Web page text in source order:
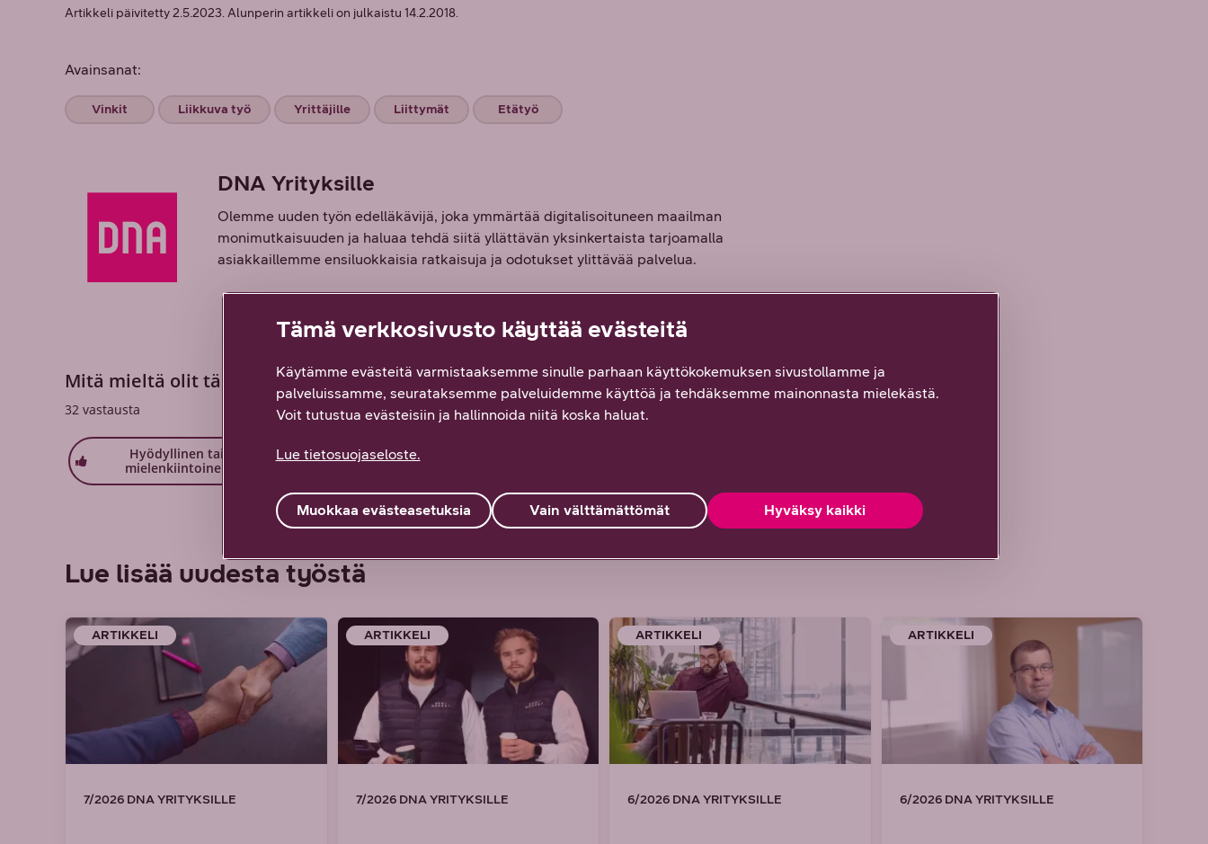
Artikkeli päivitetty 2.5.2023. Alunperin artikkeli on julkaistu 14.2.2018.
Avainsanat:
Vinkit Liikkuva työ Yrittäjille Liittymät Etätyö
DNA Yrityksille
Olemme uuden työn edelläkävijä, joka ymmärtää digitalisoituneen maailman
monimutkaisuuden ja haluaa tehdä siitä yllättävän yksinkertaista tarjoamalla
asiakkaillemme ensiluokkaisia ratkaisuja ja odotukset ylittävää palvelua.
Mitä mieltä olit tästä sisällöstä? Palautteesi on tärkeää!
32 vastausta
Hyödyllinen tai
mielenkiintoinen
Löysin
etsimäni
Lue lisää uudesta työstä
ARTIKKELI
7/2026 DNA YRITYKSILLE
ARTIKKELI
7/2026 DNA YRITYKSILLE
ARTIKKELI
6/2026 DNA YRITYKSILLE
ARTIKKELI
6/2026 DNA YRITYKSILLE
Tämä verkkosivusto käyttää evästeitä
Käytämme evästeitä varmistaaksemme sinulle parhaan käyttökokemuksen sivustollamme ja
palveluissamme, seurataksemme palveluidemme käyttöä ja tehdäksemme mainonnasta mielekästä.
Voit tutustua evästeisiin ja hallinnoida niitä koska haluat.
Lue tietosuojaseloste.
Vain välttämättömät Hyväksy kaikki
Muokkaa evästeasetuksia